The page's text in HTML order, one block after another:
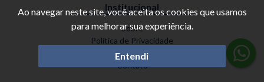
Institucional
Sobre
Política de Privacidade
Trocas e Devoluções
Contato
Ao navegar neste site, você aceita os cookies que usamos
para melhorar sua experiência.
Entendi